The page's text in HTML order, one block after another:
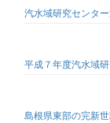
汽水域研究センタ
平成７年度汽水域
島根県東部の完新